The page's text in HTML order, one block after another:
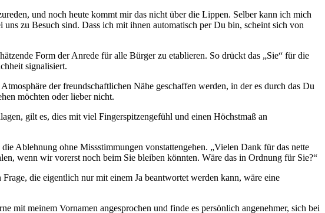
und noch heute kommt mir das nicht über die Lippen. Selber kann ich mich
zu Besuch sind. Dass ich mit ihnen automatisch per Du bin, scheint sich von
Form der Anrede für alle Bürger zu etablieren. So drückt das „Sie“ für die
signalisiert.
der freundschaftlichen Nähe geschaffen werden, in der es durch das Du
möchten oder lieber nicht.
gilt es, dies mit viel Fingerspitzengefühl und einen Höchstmaß an
Ablehnung ohne Missstimmungen vonstattengehen. „Vielen Dank für das nette
wenn wir vorerst noch beim Sie bleiben könnten. Wäre das in Ordnung für Sie?“
die eigentlich nur mit einem Ja beantwortet werden kann, wäre eine
mit meinem Vornamen angesprochen und finde es persönlich angenehmer, sich bei